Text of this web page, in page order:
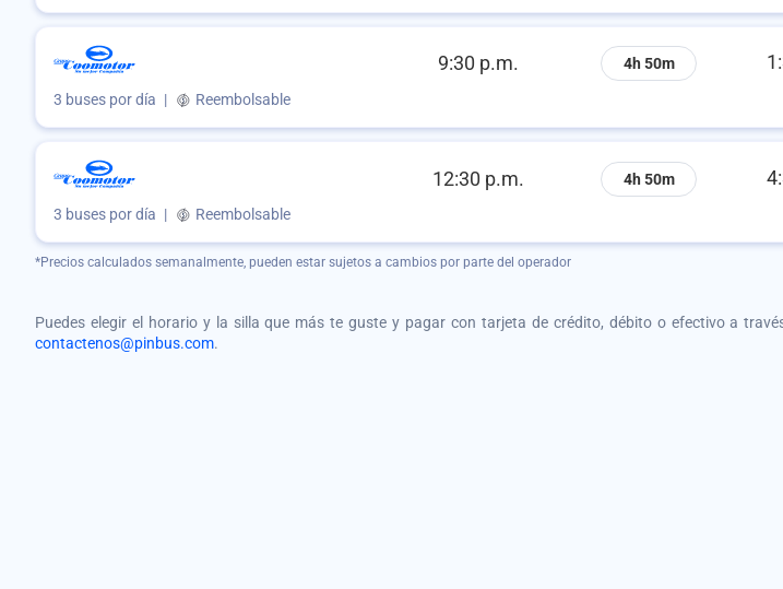
9:30 p.m. 4h 50m
3 buses por día | Reembolsable
12:30 p.m. 4h 50m
3 buses por día | Reembolsable
*Precios calculados semanalmente, pueden estar sujetos a cambios por parte del operador
Puedes elegir el horario y la silla que más te guste y pagar con tarjeta de crédito, débito o efectivo a
contactenos@pinbus.com.